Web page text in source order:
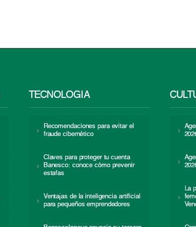
TECNOLOGÍA
Recomendaciones para evitar el
fraude cibernético
Claves para proteger tu cuenta
Banesco: conoce cómo prevenir
estafas
Ventajas de la inteligencia artificial
para pequeños emprendedores
La